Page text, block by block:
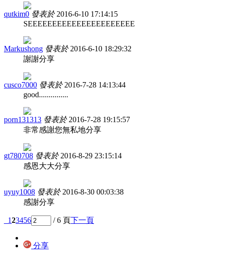
qutkim0 發表於 2016-6-10 17:14:15
SEEEEEEEEEEEEEEEEEEEEEE
Markushong 發表於 2016-6-10 18:29:32
謝謝分享
cusco7000 發表於 2016-7-28 14:13:44
good...............
porn131313 發表於 2016-7-28 19:15:57
非常感謝您無私地分享
gt780708 發表於 2016-8-29 23:15:14
感恩大大分享
uyuy1008 發表於 2016-8-30 00:03:38
感謝分享
123456 / 6 頁下一頁
分享